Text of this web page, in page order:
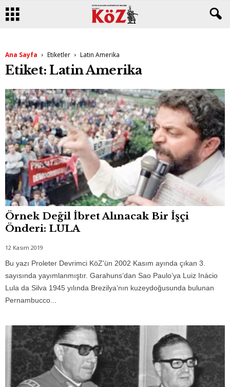
Ana Sayfa Etiketler Latin Amerika
Etiket: Latin Amerika
Örnek Değil İbret Alınacak Bir İşçi
Önderi: LULA
12 Kasım 2019
Bu yazı Proleter Devrimci KöZ'ün 2002 Kasım ayında çıkan 3.
sayısında yayımlanmıştır. Garahuns’dan Sao Paulo’ya Luiz Inácio
Lula da Silva 1945 yılında Brezilya’nın kuzeydoğusunda bulunan
Pernambucco...